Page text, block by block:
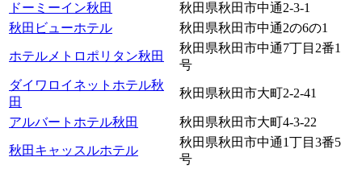
ドーミーイン秋田
秋田県秋田市中通2-3-1
秋田ビューホテル
秋田県秋田市中通2の6の1
ホテルメトロポリタン秋田
秋田県秋田市中通7丁目2番1
号
ダイワロイネットホテル秋
田
秋田県秋田市大町2-2-41
アルバートホテル秋田 秋田県秋田市大町4-3-22
秋田キャッスルホテル
秋田県秋田市中通1丁目3番5
号